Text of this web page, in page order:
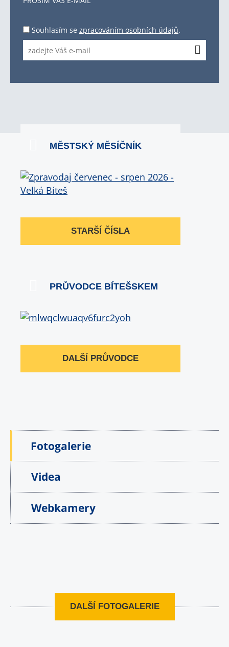
Souhlasím se zpracováním osobních údajů.
MĚSTSKÝ MĚSÍČNÍK
STARŠÍ ČÍSLA
PRŮVODCE BÍTEŠSKEM
DALŠÍ PRŮVODCE
Fotogalerie
Videa
Webkamery
DALŠÍ FOTOGALERIE